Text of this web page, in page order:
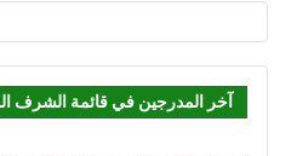
آخر المدرجين في قائمة الشرف